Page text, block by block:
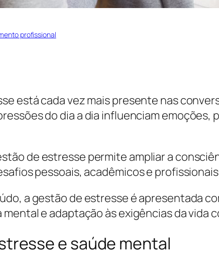
profissional
está cada vez mais presente nas
do dia a dia influenciam
de estresse permite ampliar a
pessoais, acadêmicos e
a gestão de estresse é apresentada
e adaptação às exigências da vida
e saúde mental